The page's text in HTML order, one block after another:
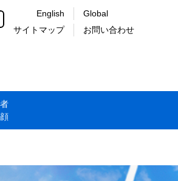
English
サイトマップ
Global
お問い合わせ